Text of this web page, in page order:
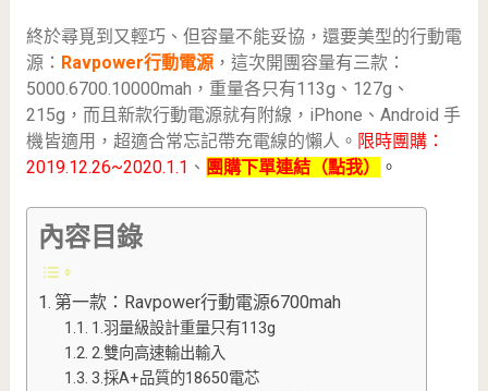
終於尋覓到又輕巧、但容量不能妥協，還要美型的行動電
源： Ravpower行動電源，這次開團容量有三款：
5000.6700.10000mah，重量各只有113g、127g、
215g，而且新款行動電源就有附線，iPhone、Android 手
機皆適用，超適合常忘記帶充電線的懶人。 限時團購：
2019.12.26~2020.1.1 、 團購下單連結（點我） 。
內容目錄
第一款：Ravpower行動電源6700mah
1.羽量級設計重量只有113g
2.雙向高速輸出輸入
3.採A+品質的18650電芯